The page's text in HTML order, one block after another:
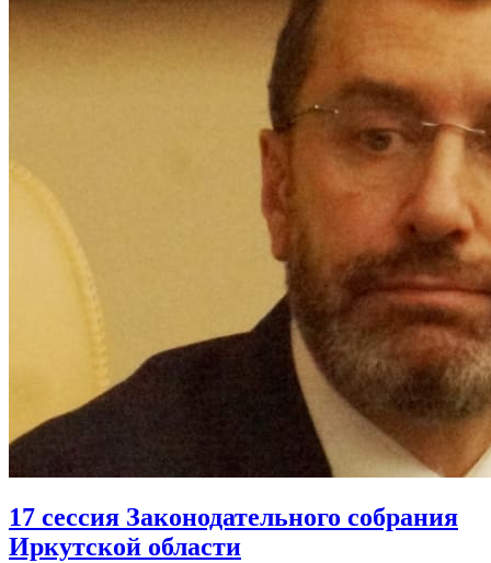
17 сессия Законодательного собрания
Иркутской области